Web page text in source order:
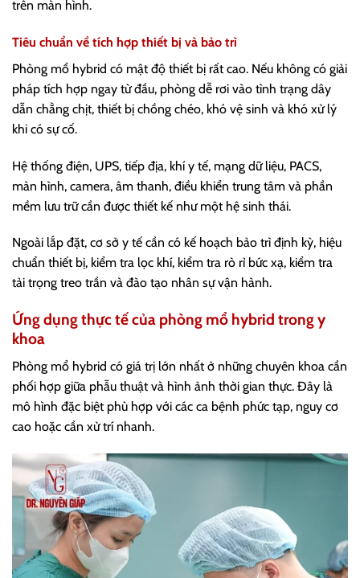
trên màn hình.
Tiêu chuẩn về tích hợp thiết bị và bảo trì
Phòng mổ hybrid có mật độ thiết bị rất cao. Nếu không có giải
pháp tích hợp ngay từ đầu, phòng dễ rơi vào tình trạng dây
dẫn chằng chịt, thiết bị chồng chéo, khó vệ sinh và khó xử lý
khi có sự cố.
Hệ thống điện, UPS, tiếp địa, khí y tế, mạng dữ liệu, PACS,
màn hình, camera, âm thanh, điều khiển trung tâm và phần
mềm lưu trữ cần được thiết kế như một hệ sinh thái.
Ngoài lắp đặt, cơ sở y tế cần có kế hoạch bảo trì định kỳ, hiệu
chuẩn thiết bị, kiểm tra lọc khí, kiểm tra rò rỉ bức xạ, kiểm tra
tải trọng treo trần và đào tạo nhân sự vận hành.
Ứng dụng thực tế của phòng mổ hybrid trong y
khoa
Phòng mổ hybrid có giá trị lớn nhất ở những chuyên khoa cần
phối hợp giữa phẫu thuật và hình ảnh thời gian thực. Đây là
mô hình đặc biệt phù hợp với các ca bệnh phức tạp, nguy cơ
cao hoặc cần xử trí nhanh.